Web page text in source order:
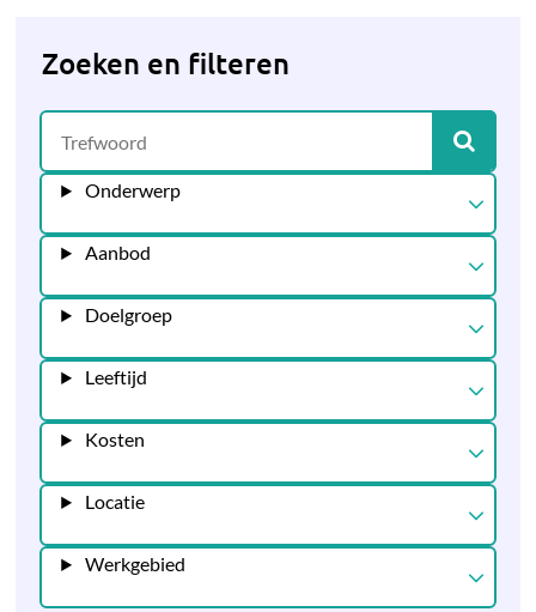
Zoeken en filteren
Onderwerp
Aanbod
Doelgroep
Leeftijd
Kosten
Locatie
Werkgebied